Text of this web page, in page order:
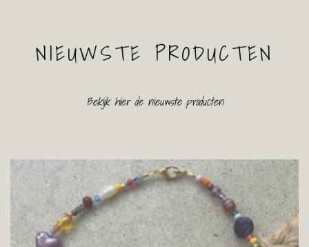
NIEUWSTE PRODUCTEN
Bekijk hier de nieuwste producten